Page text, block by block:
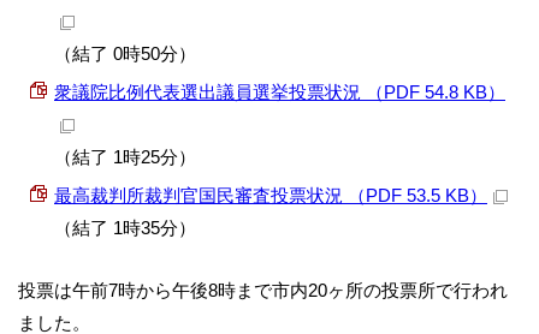
（結了 0時50分）
衆議院比例代表選出議員選挙投票状況 （PDF 54.8 KB）
（結了 1時25分）
最高裁判所裁判官国民審査投票状況 （PDF 53.5 KB）
（結了 1時35分）
投票は午前7時から午後8時まで市内20ヶ所の投票所で行われ
ました。